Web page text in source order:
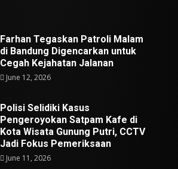
Farhan Tegaskan Patroli Malam
di Bandung Digencarkan untuk
Cegah Kejahatan Jalanan
June 12, 2026
Polisi Selidiki Kasus
Pengeroyokan Satpam Kafe di
Kota Wisata Gunung Putri, CCTV
Jadi Fokus Pemeriksaan
June 11, 2026